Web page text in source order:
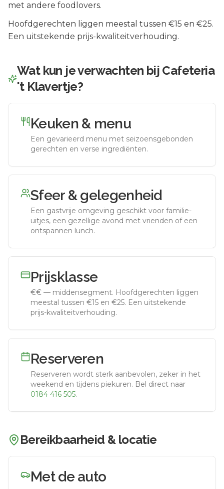
met andere foodlovers.
Hoofdgerechten liggen meestal tussen €15 en €25.
Een uitstekende prijs-kwaliteitverhouding.
Wat kun je verwachten bij Cafeteria
't Klavertje?
Keuken & menu
Een gevarieerd menu met seizoensgebonden
gerechten en verse ingrediënten.
Sfeer & gelegenheid
Een gastvrije omgeving geschikt voor familie-
uitjes, een gezellige avond met vrienden of een
ontspannen lunch.
Prijsklasse
€€ — middensegment. Hoofdgerechten liggen
meestal tussen €15 en €25. Een uitstekende
prijs-kwaliteitverhouding.
Reserveren
Reserveren wordt sterk aanbevolen, zeker in het
weekend en tijdens piekuren. Bel direct naar
0184 416 505.
Bereikbaarheid & locatie
Met de auto